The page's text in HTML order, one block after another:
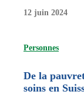
12 juin 2024
Personnes
De la
soins en